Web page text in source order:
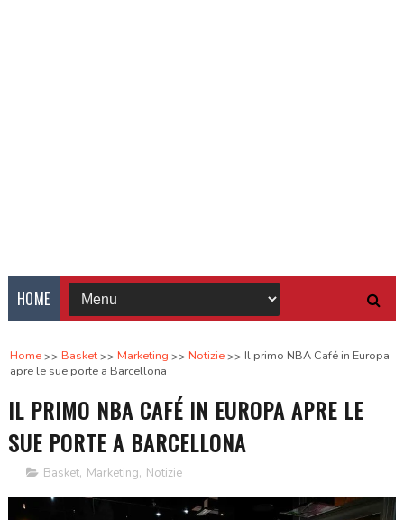
HOME
Home Basket Marketing Notizie
Il primo NBA Café in Europa
apre le sue porte a Barcellona
IL PRIMO NBA CAFÉ IN EUROPA APRE LE
SUE PORTE A BARCELLONA
Basket, Marketing, Notizie